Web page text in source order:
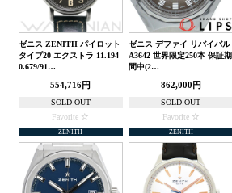
ゼニス ZENITH パイロット
タイプ20 エクストラ 11.194
0.679/91…
554,716円
SOLD OUT
Favorite
ゼニス デファイ リバイバル
A3642 世界限定250本 保証期
間中(2…
862,000円
SOLD OUT
Favorite
ZENITH ZENITH